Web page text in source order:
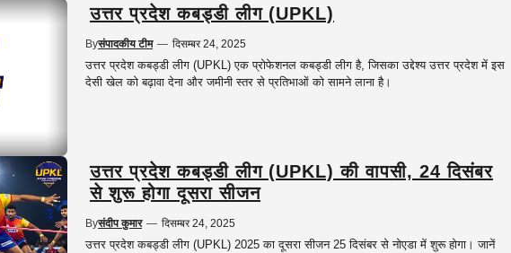
उत्तर प्रदेश कबड्डी लीग (UPKL)
Byसंपादकीय टीम — दिसम्बर 24, 2025
उत्तर प्रदेश कबड्डी लीग (UPKL) एक प्रोफेशनल कबड्डी लीग है, जिसका उद्देश्य उत्तर प्रदेश में इस
देसी खेल को बढ़ावा देना और जमीनी स्तर से प्रतिभाओं को सामने लाना है।
उत्तर प्रदेश कबड्डी लीग (UPKL) की वापसी, 24 दिसंबर
से शुरू होगा दूसरा सीजन
Byसंदीप कुमार — दिसम्बर 24, 2025
उत्तर प्रदेश कबड्डी लीग (UPKL) 2025 का दूसरा सीजन 25 दिसंबर से नोएडा में शुरू होगा। जानें